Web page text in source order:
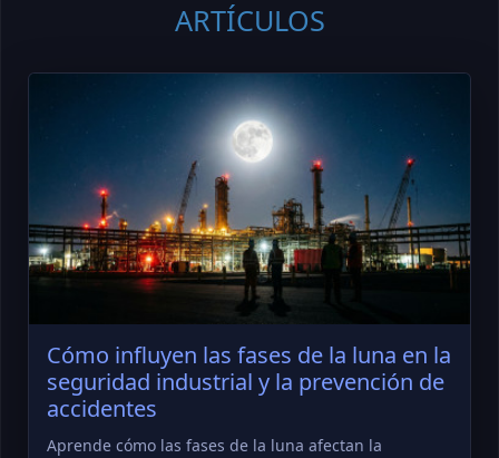
ARTÍCULOS
Cómo influyen las fases de la luna en la
seguridad industrial y la prevención de
accidentes
Aprende cómo las fases de la luna afectan la